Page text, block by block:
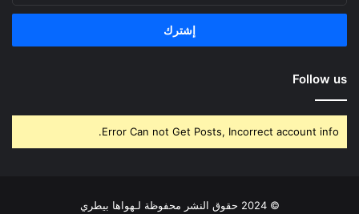
الإلكتروني
Follow us
Error Can not Get Posts, Incorrect account info.
© 2024 حقوق النشر محفوظة لـهواها بيطري